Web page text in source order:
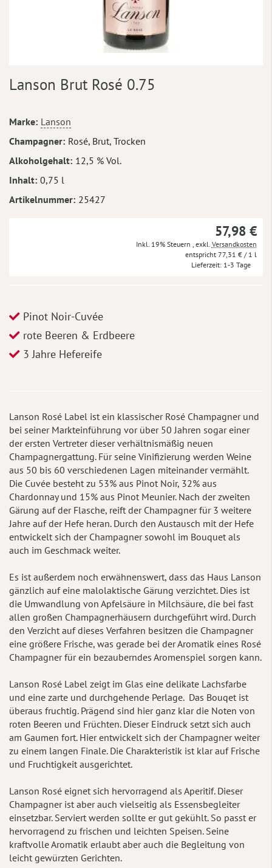
Anfang
springen
Lanson Brut Rosé 0.75
Mehr
Informationen
Marke Lanson
Champagner Rosé, Brut, Trocken
Alkoholgehalt 12,5 % Vol.
Inhalt 0,75 l
Artikelnummer 25427
57,98 €
Inkl. 19% Steuern exkl. Versandkosten
77,31 € / 1 l
Lieferzeit 1-3 Tage
Pinot Noir-Cuvée
rote Beeren & Erdbeere
3 Jahre Hefereife
Lanson Rosé Label ist ein klassischer Rosé Champagner und
bei seiner Markteinführung vor über 50 Jahren sogar einer
der ersten Vertreter dieser verhältnismäßig neuen
Champagnergattung. Für seine Vinifizierung werden Weine
aus 50 bis 60 verschiedenen Lagen miteinander vermählt.
Die Cuvée besteht zu 53% aus Pinot Noir, 32% aus
Chardonnay und 15% aus Pinot Meunier. Nach der zweiten
Gärung auf der Flasche, reift der Champagner für 3 weitere
Jahre auf der Hefe heran. Durch den Austausch mit der Hefe
entwickelt sich der Champagner sowohl im Bouquet als
auch im Geschmack weiter.
Es ist außerdem noch erwähnenswert, dass das Haus Lanson
gänzlich auf eine malolaktische Gärung verzichtet. Dies ist
die Umwandlung von Apfelsäure in Milchsäure, die bei fast
allen großen Champagnerhäusern durchgeführt wird. Durch
den Verzicht auf dieses Verfahren besitzen die Champagner
eine größere Frische, was gerade bei der Aromatik eines Rosé
Champagner für ein bezauberndes Aromenspiel sorgen kann.
Lanson Rosé Label zeigt im Glas eine delikate Lachsfarbe
und eine zarte und durchgehende Perlage. Das Bouqet ist
überaus fruchtig. Prägend sind hier ganz klar die Noten von
roten Beeren und Früchten. Dieser Eindruck setzt sich auch
am Gaumen fort. Hier entwickelt sich der Champagner weiter
zu einem langen Finale. Die Charakteristik ist klar auf Frische
und Fruchtigkeit ausgerichtet.
Lanson Rosé eignet sich hervorragend als Aperitif. Dieser
Champagner ist aber auch vielseitig als Essensbegleiter
einsetzbar. Serviert werden sollte er gut gekühlt. So passt er
hervorragend zu frischen und leichten Speisen. Seine
kraftvolle Aromatik erlaubt aber auch die Begleitung von
leicht gewürzten Gerichten.